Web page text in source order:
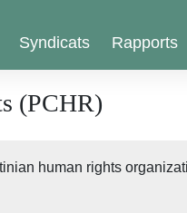
Syndicats Rapports
(PCHR)
human rights